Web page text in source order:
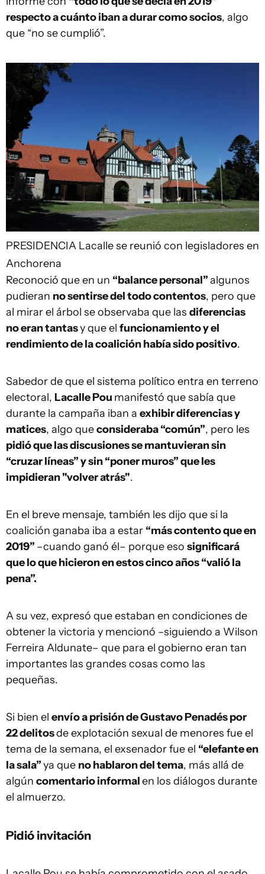
respecto a cuánto iban a durar como socios, algo
que “no se cumplió”.
PRESIDENCIA Lacalle se reunió con legisladores en
Anchorena
Reconoció que en un “balance personal”algunos
pudieran no sentirse del todo contentos, pero que
al mirar el árbol se observaba que las diferencias
no eran tantasy que el funcionamiento y el
rendimiento de la coalición había sido positivo.
Sabedor de que el sistema político entra en terreno
electoral, Lacalle Pou manifestó que sabía que
durante la campaña iban a exhibir diferencias y
matices, algo queconsideraba “común”, pero les
pidió que las discusiones se mantuvieran sin
“cruzar líneas” y sin “poner muros” que les
impidieran "volver atrás".
En el breve mensaje, también les dijo que si la
coalición ganaba iba a estar “más contento que en
2019” –cuando ganó él– porque eso significará
que lo que hicieron en estos cinco años “valió la
pena”.
A su vez, expresó que estaban en condiciones de
obtener la victoria y mencionó –siguiendo a Wilson
Ferreira Aldunate– que para el gobierno eran tan
importantes las grandes cosas como las
pequeñas.
Si bien el envío a prisión de Gustavo Penadés por
22 delitosde explotación sexual de menores fue el
tema de la semana, el exsenador fue el “elefante en
la sala”ya que no hablaron del tema, más allá de
algún comentario informalen los diálogos durante
el almuerzo.
Pidió invitación